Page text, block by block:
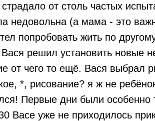
от столь частых
недовольна (а мама - это
попробовать жить по
решил установить новые
от чего то ещё. Вася выбрал
*, рисование? я ж не
Первые дни были особенно
Васе уже не приходилось